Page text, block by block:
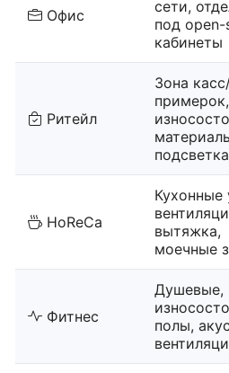
Офис
сети,
под
кабинеты
Ритейл
Зона
примерок,
подсветка
HoReCa
Кухонные
вытяжка,
моечные
Фитнес
Душевые,
полы,